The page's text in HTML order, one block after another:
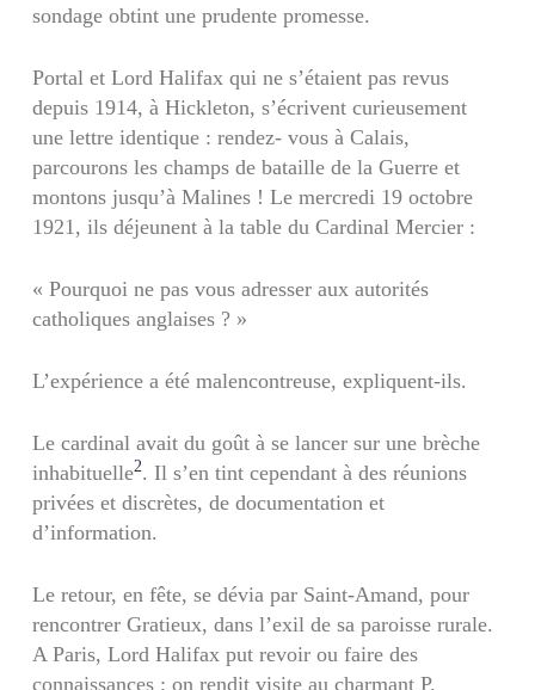
sondage obtint une prudente promesse.
Portal et Lord Halifax qui ne s’étaient pas revus
depuis 1914, à Hickleton, s’écrivent curieusement
une lettre identique : rendez- vous à Calais,
parcourons les champs de bataille de la Guerre et
montons jusqu’à Malines ! Le mercredi 19 octobre
1921, ils déjeunent à la table du Cardinal Mercier :
« Pourquoi ne pas vous adresser aux autorités
catholiques anglaises ? »
L’expérience a été malencontreuse, expliquent-ils.
Le cardinal avait du goût à se lancer sur une brèche
inha­bituelle2. Il s’en tint cependant à des réunions
privées et discrètes, de documentation et
d’information.
Le retour, en fête, se dévia par Saint-Amand, pour
rencontrer Gratieux, dans l’exil de sa paroisse rurale.
A Paris, Lord Halifax put revoir ou faire des
connaissances ; on rendit visite au charmant P.